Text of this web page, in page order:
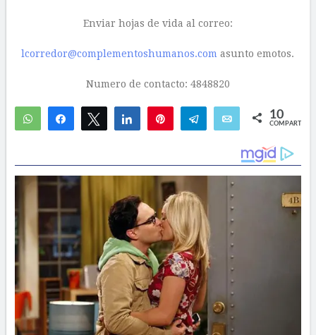
Enviar hojas de vida al correo:
lcorredor@complementoshumanos.com asunto emotos.
Numero de contacto: 4848820
WhatsAppCompartirTwittear Compartir Telegram Email 10
COMPARTIR